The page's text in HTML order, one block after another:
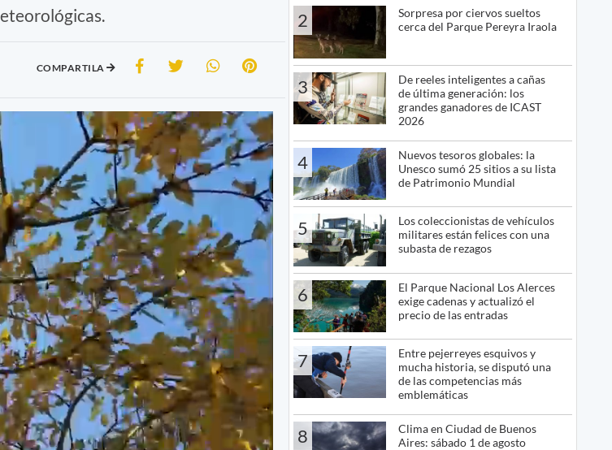
COMPARTILA
2
Sorpresa por ciervos sueltos
cerca del Parque Pereyra Iraola
3
De reeles inteligentes a cañas
de última generación: los
grandes ganadores de ICAST
2026
4
Nuevos tesoros globales: la
Unesco sumó 25 sitios a su lista
de Patrimonio Mundial
5
Los coleccionistas de vehículos
militares están felices con una
subasta de rezagos
6
El Parque Nacional Los Alerces
exige cadenas y actualizó el
precio de las entradas
7
Entre pejerreyes esquivos y
mucha historia, se disputó una
de las competencias más
emblemáticas
8
Clima en Ciudad de Buenos
Aires: sábado 1 de agosto